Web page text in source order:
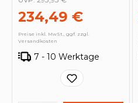
234,49 €
Preise inkl. MwSt., ggf. zzgl.
Versandkosten
7 - 10 Werktage